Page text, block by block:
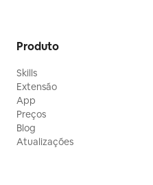
Produto
Skills
Extensão
App
Preços
Blog
Atualizações